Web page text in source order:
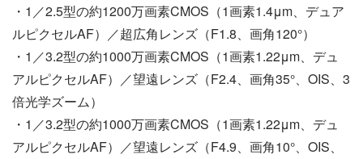
・1／2.5型の約1200万画素CMOS（1画素1.4μm、デュア
ルピクセルAF）／超広角レンズ（F1.8、画角120°）
・1／3.2型の約1000万画素CMOS（1画素1.22μm、デュ
アルピクセルAF）／望遠レンズ（F2.4、画角35°、OIS、3
倍光学ズーム）
・1／3.2型の約1000万画素CMOS（1画素1.22μm、デュ
アルピクセルAF）／望遠レンズ（F4.9、画角10°、OIS、